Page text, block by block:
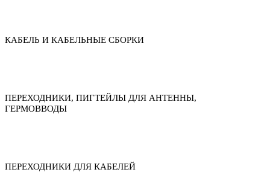
КАБЕЛЬ И КАБЕЛЬНЫЕ СБОРКИ
ПЕРЕХОДНИКИ, ПИГТЕЙЛЫ ДЛЯ АНТЕННЫ,
ГЕРМОВВОДЫ
ПЕРЕХОДНИКИ ДЛЯ КАБЕЛЕЙ